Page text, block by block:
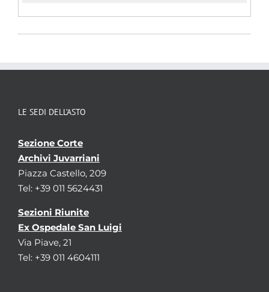
LE SEDI DELL’ASTO
Sezione Corte
Archivi Juvarriani
Piazza Castello, 209
Tel: +39 011 5624431
Sezioni Riunite
Ex Ospedale San Luigi
Via Piave, 21
Tel: +39 011 4604111